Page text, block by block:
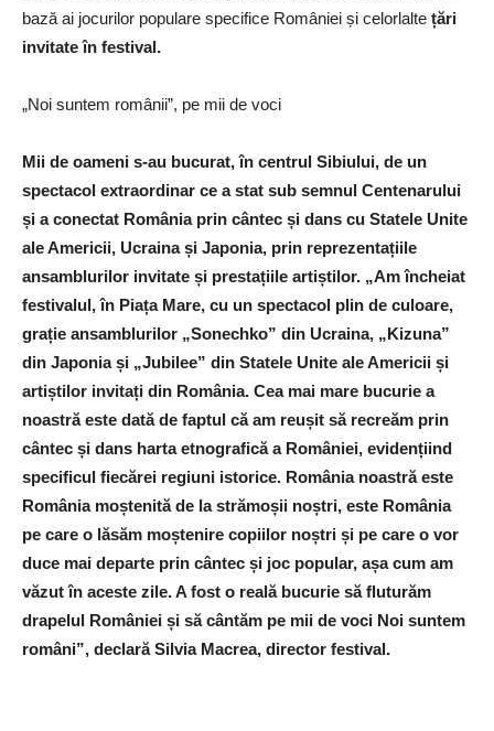
bază ai jocurilor populare specifice României și celorlalte țări
invitate în festival.
„Noi suntem românii”, pe mii de voci
Mii de oameni s-au bucurat, în centrul Sibiului, de un
spectacol extraordinar ce a stat sub semnul Centenarului
și a conectat România prin cântec și dans cu Statele Unite
ale Americii, Ucraina și Japonia, prin reprezentațiile
ansamblurilor invitate și prestațiile artiștilor. „Am încheiat
festivalul, în Piața Mare, cu un spectacol plin de culoare,
grație ansamblurilor „Sonechko” din Ucraina, „Kizuna”
din Japonia și „Jubilee” din Statele Unite ale Americii și
artiștilor invitați din România. Cea mai mare bucurie a
noastră este dată de faptul că am reușit să recreăm prin
cântec și dans harta etnografică a României, evidențiind
specificul fiecărei regiuni istorice. România noastră este
România moștenită de la strămoșii noștri, este România
pe care o lăsăm moștenire copiilor noștri și pe care o vor
duce mai departe prin cântec și joc popular, așa cum am
văzut în aceste zile. A fost o reală bucurie să fluturăm
drapelul României și să cântăm pe mii de voci Noi suntem
români”, declară Silvia Macrea, director festival.